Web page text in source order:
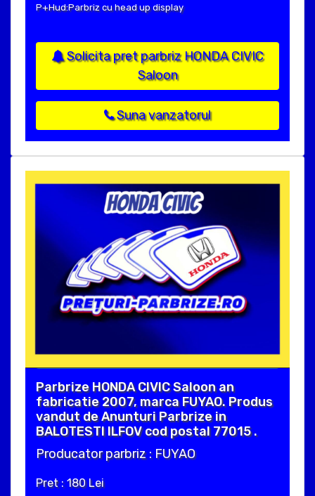
P+Hud:Parbriz cu head up display
Solicita pret parbriz HONDA CIVIC
Saloon
Suna vanzatorul
Parbrize HONDA CIVIC Saloon an
fabricatie 2007, marca FUYAO. Produs
vandut de Anunturi Parbrize in
BALOTESTI ILFOV cod postal 77015 .
Producator parbriz : FUYAO
Pret : 180 Lei